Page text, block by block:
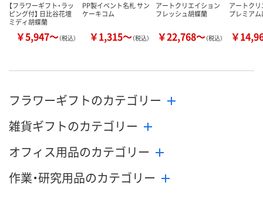
【フラワーギフト・ラッ
ピング付】 日比谷花壇
ミディ胡蝶蘭
￥5,947～（税込）
PP製イベント名札 サン
ケーキコム
￥1,315～（税込）
アートクリエイション
フレッシュ胡蝶蘭
￥22,768～（税込）
アートク
プレミア
￥
フラワーギフトのカテゴリー
雑貨ギフトのカテゴリー
オフィス用品のカテゴリー
作業・研究用品のカテゴリー